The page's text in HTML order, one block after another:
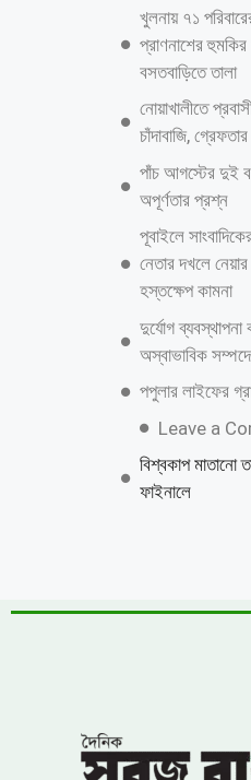
জুলাই গণঅভ্যুত্থান
উন্নয়নের ধারাকে
খুলনায় ৭১